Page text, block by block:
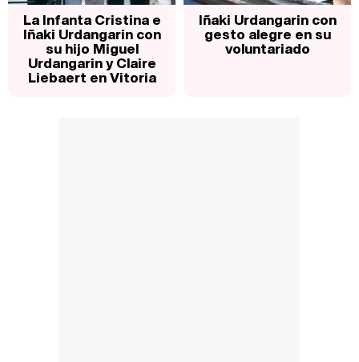
La Infanta Cristina e
Iñaki Urdangarin con
su hijo Miguel
Urdangarin y Claire
Liebaert en Vitoria
Iñaki Urdangarin con
gesto alegre en su
voluntariado